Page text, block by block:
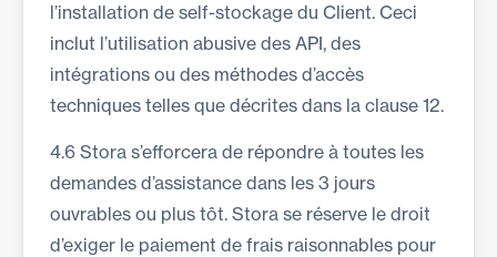
l’installation de self-stockage du Client. Ceci
inclut l’utilisation abusive des API, des
intégrations ou des méthodes d’accès
techniques telles que décrites dans la clause 12.
4.6 Stora s’efforcera de répondre à toutes les
demandes d’assistance dans les 3 jours
ouvrables ou plus tôt. Stora se réserve le droit
d’exiger le paiement de frais raisonnables pour